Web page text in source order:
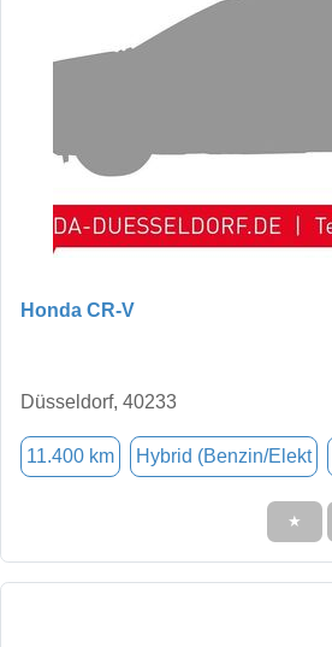
Honda CR-V
Düsseldorf, 40233
11.400 km Hybrid (Benzin/Elekt
★